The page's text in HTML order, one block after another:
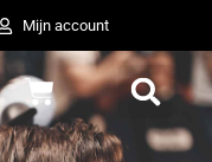
Mijn account
Winkelwagen